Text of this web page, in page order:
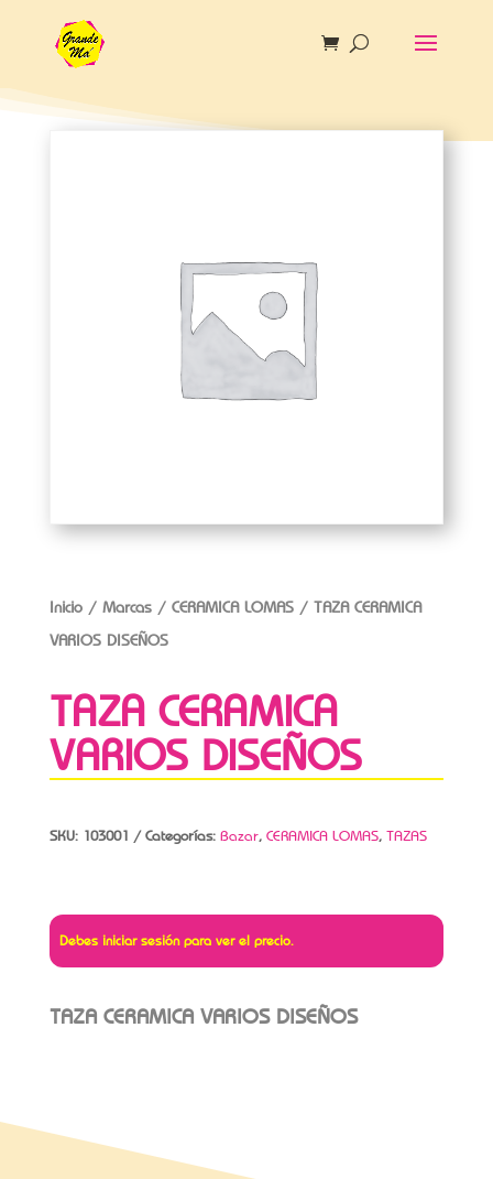
Inicio/ Marcas/ CERAMICA LOMAS/ TAZA CERAMICA
VARIOS DISEÑOS
TAZA CERAMICA
VARIOS DISEÑOS
SKU: 103001 Categorías: Bazar, CERAMICA LOMAS, TAZAS
Debes iniciar sesión para ver el precio.
TAZA CERAMICA VARIOS DISEÑOS